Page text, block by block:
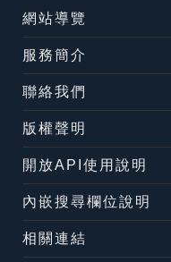
網站導覽
服務簡介
聯絡我們
版權聲明
開放API使用說明
內嵌搜尋欄位說明
相關連結